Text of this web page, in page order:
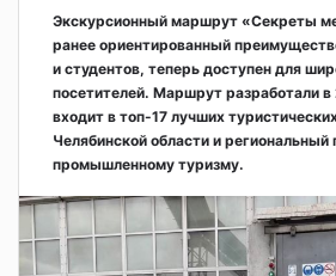
Экскурсионный маршрут «Секреты
ранее ориентированный
и студентов, теперь доступен для
посетителей. Маршрут разработали
входит в топ-17 лучших
Челябинской области и региональный
промышленному туризму.